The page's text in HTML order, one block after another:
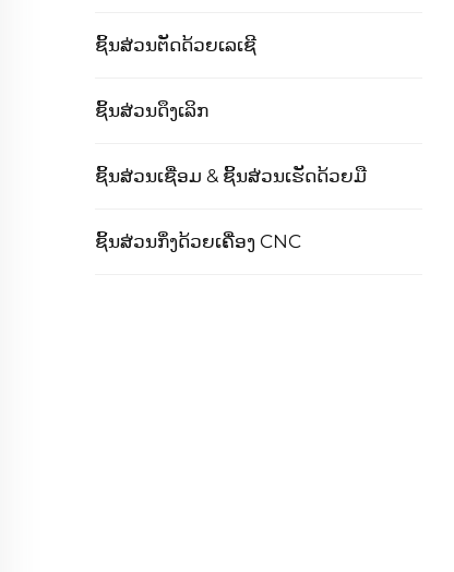
ຊິ້ນສ່ວນຕັດດ້ວຍເລເຊີ
ຊິ້ນສ່ວນດຶງເລິກ
ຊິ້ນສ່ວນເຊື່ອມ & ຊິ້ນສ່ວນເຮັດດ້ວຍມື
ຊິ້ນສ່ວນກຶ່ງດ້ວຍເຄື່ອງ CNC